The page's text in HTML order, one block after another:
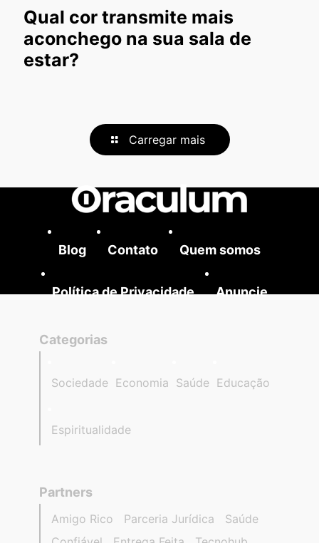
Qual cor transmite mais
aconchego na sua sala de
estar?
Carregar mais
Blog Contato Quem somos
Política de Privacidade Anuncie
Categorias
Sociedade Economia Saúde Educação
Espiritualidade
Partners
Amigo Rico Parceria Jurídica
Saúde